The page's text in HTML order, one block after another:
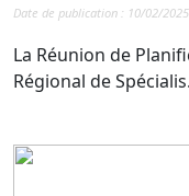
Date de publication : 10/02/
La Réunion de
Régional de